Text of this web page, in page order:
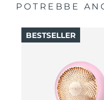
POTREBBE
BESTSELLER